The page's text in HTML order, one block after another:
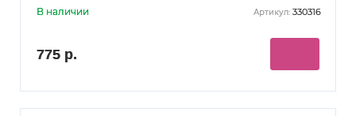
В наличии Артикул: 330316
775 р.